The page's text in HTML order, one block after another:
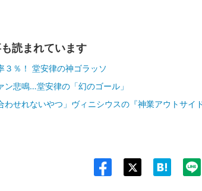
読まれています
３％！ 堂安律の神ゴラッソ
ン悲鳴…堂安律の「幻のゴール」
わせれないやつ」ヴィニシウスの『神業アウトサイ